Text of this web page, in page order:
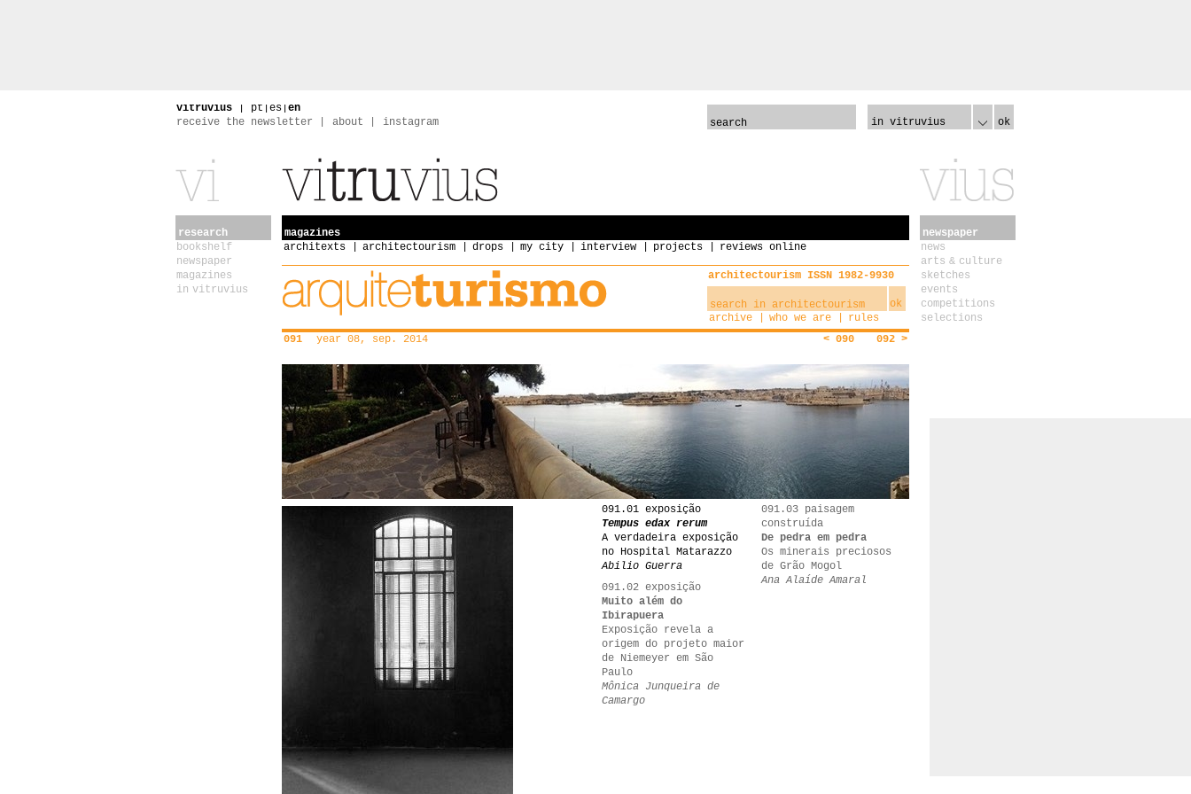
vitruvius | pt | es | en
receive the newsletter
about instagram in vitruvius ok
research
bookshelf
newspaper
magazines
in vitruvius
magazines
architexts
architectourism drops my city interview projects reviews online
architectourism ISSN 1982-9930
ok
archive
who we are
rules
091
year 08, sep. 2014 < 090 092 >
091.01 exposição
Tempus edax rerum
A verdadeira exposição
no Hospital Matarazzo
Abilio Guerra
091.02 exposição
Muito além do
Ibirapuera
Exposição revela a
origem do projeto maior
de Niemeyer em São
Paulo
Mônica Junqueira de
Camargo
091.03 paisagem
construída
De pedra em pedra
Os minerais preciosos
de Grão Mogol
Ana Alaíde Amaral
newspaper
news
arts & culture
sketches
events
competitions
selections